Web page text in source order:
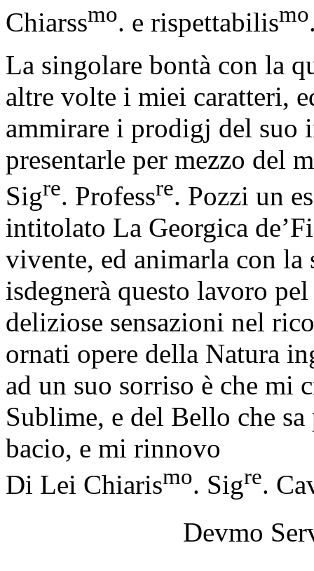
Chiarssmo. e rispettabilismo
La singolare bontà con la
altre volte i miei caratteri,
ammirare i prodigj del suo
presentarle per mezzo del
Sigre. Professre. Pozzi un
intitolato La Georgica
vivente, ed animarla con
isdegnerà questo lavoro
deliziose sensazioni nel
ornati opere della Natura
ad un suo sorriso è che mi
Sublime, e del Bello che
bacio, e mi rinnovo
Di Lei Chiarismo. Sigre.
Devmo